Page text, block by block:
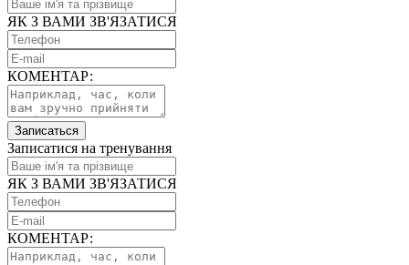
ЯК З ВАМИ ЗВ'ЯЗАТИСЯ
КОМЕНТАР:
Записаться
Записатися на тренування
ЯК З ВАМИ ЗВ'ЯЗАТИСЯ
КОМЕНТАР: